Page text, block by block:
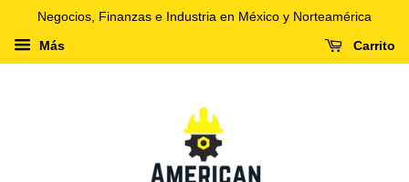
Negocios, Finanzas e Industria en México y Norteamérica
Más Carrito